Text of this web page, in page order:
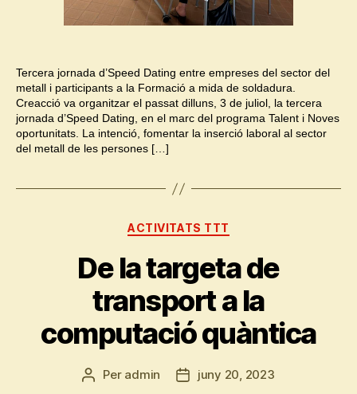
Tercera jornada d’Speed Dating entre empreses del sector del
metall i participants a la Formació a mida de soldadura.
Creacció va organitzar el passat dilluns, 3 de juliol, la tercera
jornada d’Speed Dating, en el marc del programa Talent i Noves
oportunitats. La intenció, fomentar la inserció laboral al sector
del metall de les persones […]
Categories
ACTIVITATS TTT
De la targeta de
transport a la
computació quàntica
Autor
Per admin
Datajuny 20, 2023